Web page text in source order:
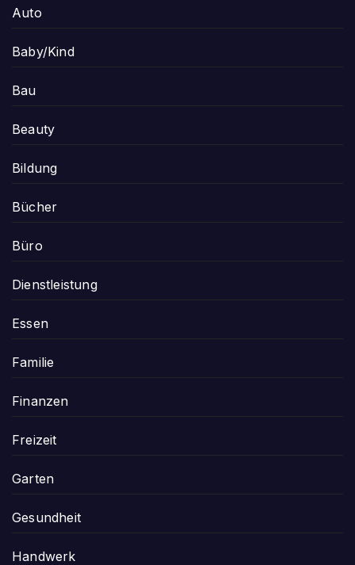
Auto
Baby/Kind
Bau
Beauty
Bildung
Bücher
Büro
Dienstleistung
Essen
Familie
Finanzen
Freizeit
Garten
Gesundheit
Handwerk